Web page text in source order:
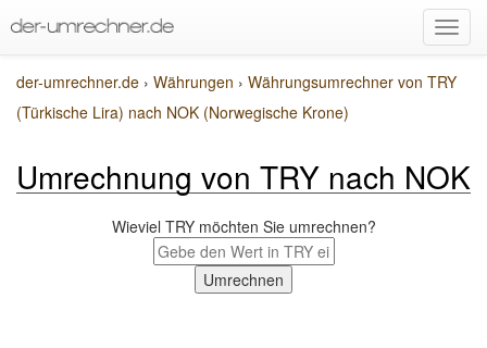
der-umrechner.de › Währungen › Währungsumrechner von TRY
(Türkische Lira) nach NOK (Norwegische Krone)
Umrechnung von TRY nach NOK
Wieviel TRY möchten Sie umrechnen?